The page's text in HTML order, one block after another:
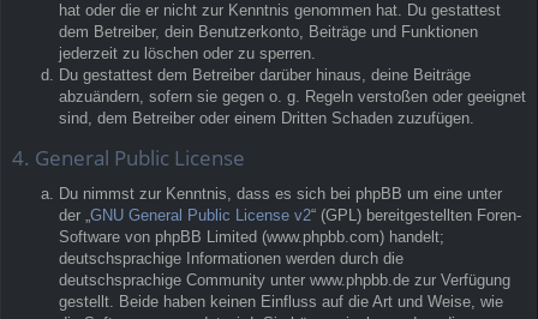
hat oder die er nicht zur Kenntnis genommen hat. Du gestattest
dem Betreiber, dein Benutzerkonto, Beiträge und Funktionen
jederzeit zu löschen oder zu sperren.
Du gestattest dem Betreiber darüber hinaus, deine Beiträge
abzuändern, sofern sie gegen o. g. Regeln verstoßen oder geeignet
sind, dem Betreiber oder einem Dritten Schaden zuzufügen.
4. General Public License
Du nimmst zur Kenntnis, dass es sich bei phpBB um eine unter
der „GNU General Public License v2“ (GPL) bereitgestellten Foren-
Software von phpBB Limited (www.phpbb.com) handelt;
deutschsprachige Informationen werden durch die
deutschsprachige Community unter www.phpbb.de zur Verfügung
gestellt. Beide haben keinen Einfluss auf die Art und Weise, wie